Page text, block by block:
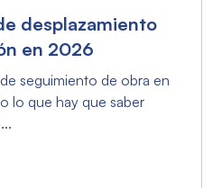
desplazamiento
en 2026
seguimiento de obra en
lo que hay que saber